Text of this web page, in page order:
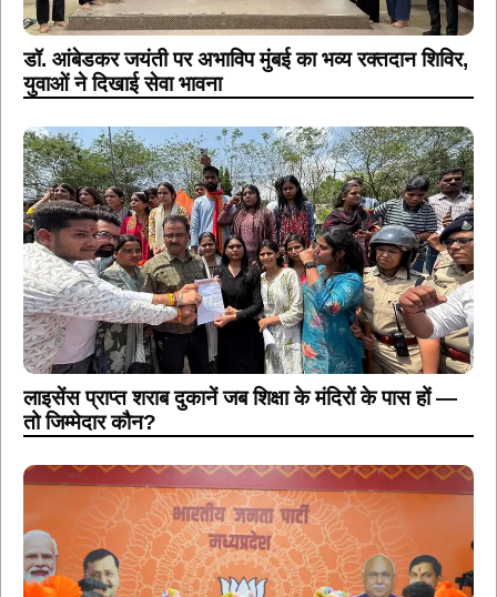
डॉ. आंबेडकर जयंती पर अभाविप मुंबई का भव्य रक्तदान शिविर,
युवाओं ने दिखाई सेवा भावना
लाइसेंस प्राप्त शराब दुकानें जब शिक्षा के मंदिरों के पास हों —
तो जिम्मेदार कौन?